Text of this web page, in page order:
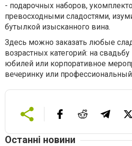
- подарочных наборов,
превосходными сладостями,
бутылкой изысканного вина.
Здесь можно заказать любые
возрастных категорий: на
юбилей или корпоративное
вечеринку или
Останні новини